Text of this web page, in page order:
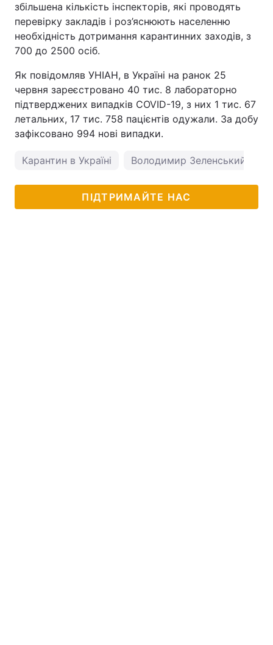
збільшена кількість інспекторів, які проводять
перевірку закладів і роз’яснюють населенню
необхідність дотримання карантинних заходів, з
700 до 2500 осіб.
Як повідомляв УНІАН, в Україні на ранок 25
червня зареєстровано 40 тис. 8 лабораторно
підтверджених випадків COVID-19, з них 1 тис. 67
летальних, 17 тис. 758 пацієнтів одужали. За добу
зафіксовано 994 нові випадки.
Карантин в Україні Володимир Зеленський
ПІДТРИМАЙТЕ НАС